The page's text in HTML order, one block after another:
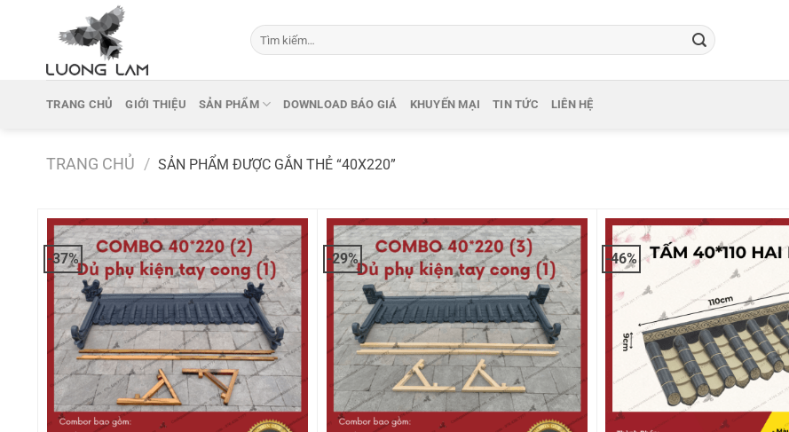
Tìm
kiếm:
TRANG CHỦ GIỚI THIỆU SẢN PHẨM DOWNLOAD BÁO GIÁ KHUYẾN MẠI TIN TỨC LIÊN HỆ
TRANG CHỦ / SẢN PHẨM ĐƯỢC GẮN THẺ “40X220”
-37% -29% -46%